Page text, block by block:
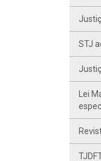
STJ
Lei